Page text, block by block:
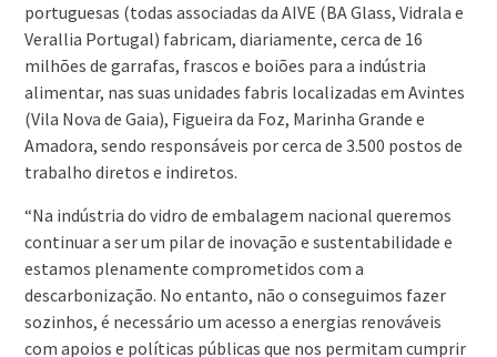
portuguesas (todas associadas da AIVE (BA Glass, Vidrala e
Verallia Portugal) fabricam, diariamente, cerca de 16
milhões de garrafas, frascos e boiões para a indústria
alimentar, nas suas unidades fabris localizadas em Avintes
(Vila Nova de Gaia), Figueira da Foz, Marinha Grande e
Amadora, sendo responsáveis por cerca de 3.500 postos de
trabalho diretos e indiretos.
“Na indústria do vidro de embalagem nacional queremos
continuar a ser um pilar de inovação e sustentabilidade e
estamos plenamente comprometidos com a
descarbonização. No entanto, não o conseguimos fazer
sozinhos, é necessário um acesso a energias renováveis
com apoios e políticas públicas que nos permitam cumprir